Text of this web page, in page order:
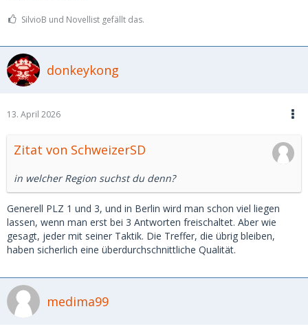
SilvioB und Novellist gefällt das.
donkeykong
13. April 2026
Zitat von SchweizerSD
in welcher Region suchst du denn?
Generell PLZ 1 und 3, und in Berlin wird man schon viel liegen
lassen, wenn man erst bei 3 Antworten freischaltet. Aber wie
gesagt, jeder mit seiner Taktik. Die Treffer, die übrig bleiben,
haben sicherlich eine überdurchschnittliche Qualität.
medima99